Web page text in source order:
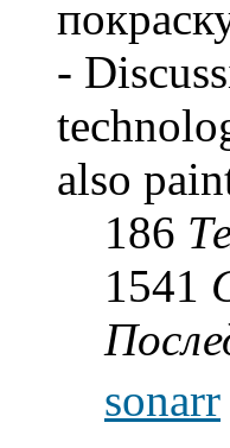
-
also
186
1541
sonarr